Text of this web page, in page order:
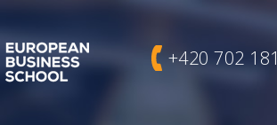
+420 702